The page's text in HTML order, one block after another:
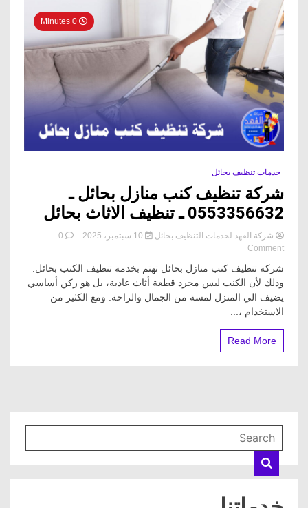
خدمات تنظيف بحائل
شركة تنظيف كنب منازل بحائل ـ
0553356632 ـ تنظيف الاثاث بحائل
شركة الفهد لخدمات التنظيف بحائل
0
Comment
on
تنظيف
كنب
منازل
ـ
شركة تنظيف كنب منازل بحائل تهتم بخدمة تنظيف الكنب بحائل.
وذلك لأن الكنب ليس مجرد قطعة أثاث عادية، بل هو ركن أساسي
يضيف الي المنزل لمسة من الجمال والراحة. ومع الكثير من
الاستخدام ،...
Read More